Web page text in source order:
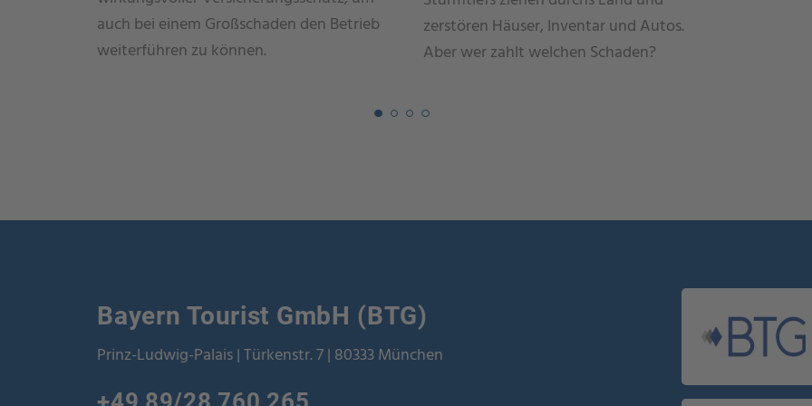
auch bei einem Großschaden den Betrieb
weiterführen zu können.
zerstören Häuser, Inventar und Autos.
Aber wer zahlt welchen Schaden?
Bayern Tourist GmbH (BTG)
Prinz-Ludwig-Palais | Türkenstr. 7 | 80333 München